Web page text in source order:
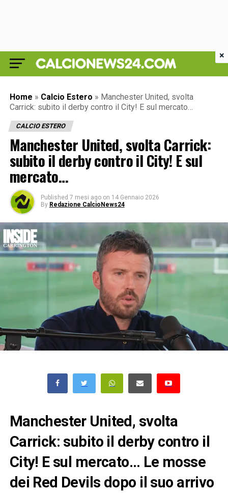
Home » Calcio Estero » Manchester United, svolta
Carrick: subito il derby contro il City! E sul mercato…
CALCIO ESTERO
Manchester United, svolta Carrick:
subito il derby contro il City! E sul
mercato…
Published 7 mesi ago on 14 Gennaio 2026
By Redazione CalcioNews24
Manchester United, svolta
Carrick: subito il derby contro il
City! E sul mercato… Le mosse
dei Red Devils dopo il suo arrivo
×